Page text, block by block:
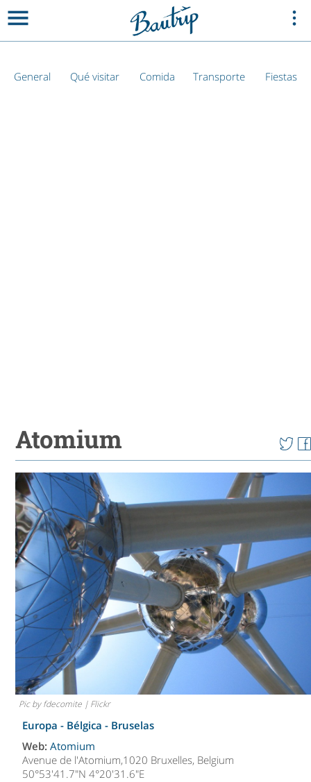
General Qué visitar Comida Transporte Fiestas
Atomium
Pic by fdecomite | Flickr
Europa - Bélgica - Bruselas
Web:Atomium
Avenue de l'Atomium,1020 Bruxelles, Belgium
50°53'41.7"N 4°20'31.6"E